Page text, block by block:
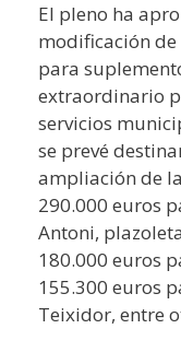
El pleno ha
modificación
para
extraordinario
servicios
se prevé
ampliación de
290.000 euros
Antoni,
180.000 euros
155.300 euros
Teixidor, entre